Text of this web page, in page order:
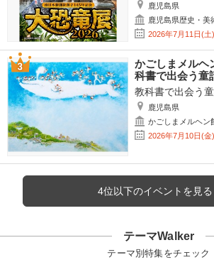
鹿児島県
鹿児島県歴史・
2026年7月11日(
かごしまメルヘ
科書で出会う童
教科書で出会う
鹿児島県
かごしまメルヘ
2026年7月10日(
4位以下のイベントを見る
テーマWalker
テーマ別特集をチェック